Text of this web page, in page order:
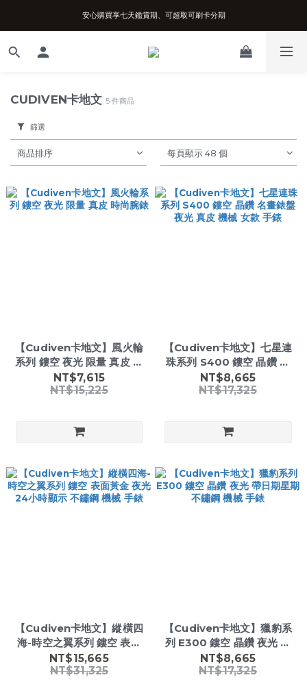
台南實體店面、兩年機芯保固、開立發票
安心購買享七天鑑賞期、可超取可刷卡分期
台南實體店面、兩年機芯保固、開立發票
CUDIVEN卡地文5 件商品
篩選
商品排序 每頁顯示 48 個
【Cudiven卡地文】風火輪
系列 鏤空 夜光 限量 真皮 時
尚腕錶
NT$7,615
NT$15,225
【Cudiven卡地文】七星連
珠系列 S400 鏤空 晶鑽 名
畫錶盤 夜光 真皮 機械 女款
手錶
NT$8,665
NT$17,325
【Cudiven卡地文】縱橫四
海-時空之翼系列 鏤空 表面
黃金 夜光 24小時顯示 不鏽
鋼 機械 手錶
NT$15,665
NT$31,325
【Cudiven卡地文】獵豹系
列 E300 鏤空 晶鑽 夜光 帶
日期星期 不鏽鋼 機械 手錶
NT$8,665
NT$17,325